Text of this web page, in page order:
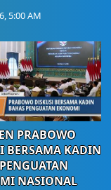
5:00 AM
PRABOWO
BERSAMA KADIN
NASIONAL